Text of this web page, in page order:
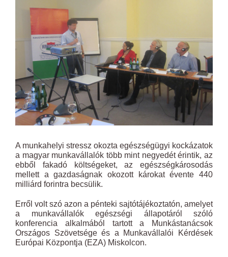
Larger
A munkahelyi stressz okozta egészségügyi kockázatok
a magyar munkavállalók több mint negyedét érintik, az
ebből fakadó költségeket, az egészségkárosodás
mellett a gazdaságnak okozott károkat évente 440
milliárd forintra becsülik.
Erről volt szó azon a pénteki sajtótájékoztatón, amelyet
a munkavállalók egészségi állapotáról szóló
konferencia alkalmából tartott a Munkástanácsok
Országos Szövetsége és a Munkavállalói Kérdések
Európai Központja (EZA) Miskolcon.